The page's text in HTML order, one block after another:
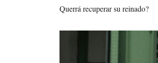
Querrá recuperar su reinado?